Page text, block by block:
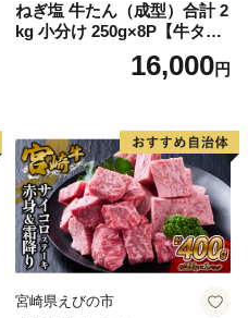
ねぎ塩 牛たん（成型）合計 2
kg 小分け 250g×8P【牛タン
牛肉 焼肉用 薄切り 訳あり サ
16,000円
宮崎県えびの市